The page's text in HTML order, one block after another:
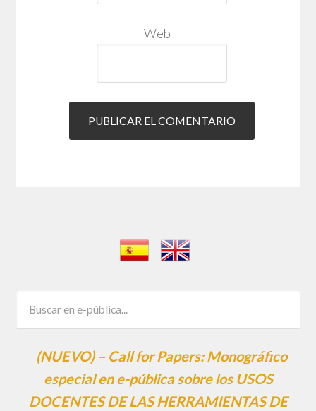
Web
(NUEVO) – Call for Papers: Monográfico
especial en e-pública sobre los USOS
DOCENTES DE LAS HERRAMIENTAS DE